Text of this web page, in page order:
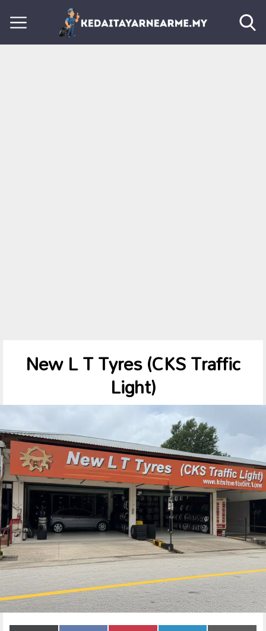
New L T Tyres (CKS Traffic
Light)